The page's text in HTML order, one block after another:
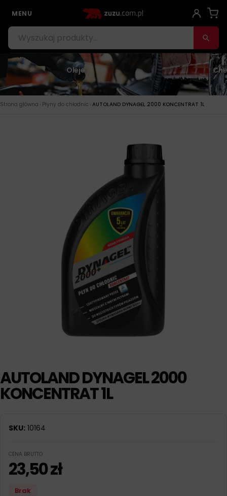
MENU
Oleje
Strona główna › Płyny do chłodnic › AUTOLAND DYNAGEL 2000 KONCENTRAT 1L
AUTOLAND DYNAGEL 2000
KONCENTRAT 1L
SKU: 10164
CENA BRUTTO
23,50zł
Brak